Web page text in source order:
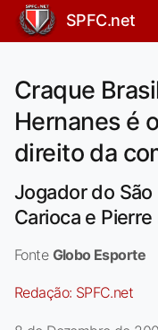
SPFC.net
Craque
Hernanes é
direito da
Jogador do São
Carioca e
Fonte Globo Esporte
Redação: SPFC.net